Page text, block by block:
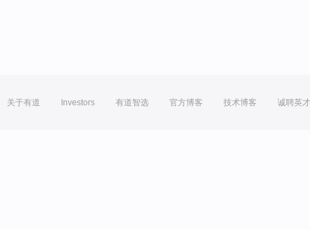
关于有道 Investors 有道智选 官方博客 技术博客 诚聘英才